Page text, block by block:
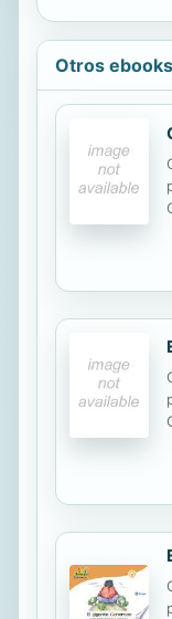
Otros